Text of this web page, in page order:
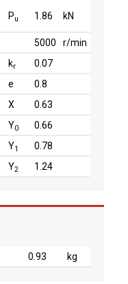
Pu 1.86 kN
5000
r/min
kr
0.07
e
0.8
X
0.63
Y0
0.66
Y1
0.78
Y2 1.24
0.93 kg